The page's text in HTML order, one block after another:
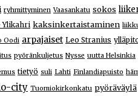
ryhmittyminen Vaasankatu sokos
Ylikahri kaksinkertaistaminen
Oodi arpajaiset Leo Stranius
pyöränkuljetus Nysse uutta Helsinkia
tietyö suli Lahti Finlandiapuisto
city Tuomiokirkonkatu pyöräväylä